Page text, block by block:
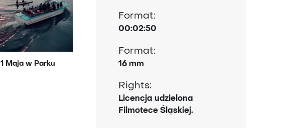
1 Maja w Parku
Format:
00:02:50
Format:
16 mm
Rights:
Licencja udzielona
Filmotece Śląskiej.